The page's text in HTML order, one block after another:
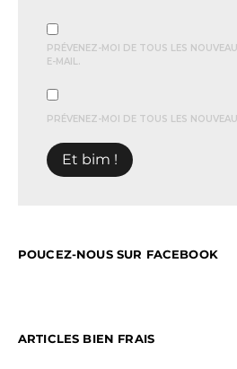
PRÉVENEZ-MOI DE TOUS LES
E-MAIL.
PRÉVENEZ-MOI DE TOUS LES
POUCEZ-NOUS SUR FACEBOOK
ARTICLES BIEN FRAIS